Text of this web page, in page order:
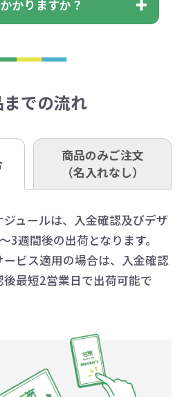
数を入力すると、アラー
従って数を調整してくだ
ご返却いただけない場
らかじめご了承くださ
は商品到着後7営業日以
PM5:00（土・日・祝日を
。
代はボリュームディスカ
くの数量を印刷すると、1
印刷代単価がお安くなり
が少なく一定数に満たな
単価計算ではなく、印刷
金を一式頂戴する場合が
方法によって異なります
ご了承ください。
銀行（振替口座）
会社モノベーション
手数料はお客さま負担と
でご注意ください。
合、ご入金確認後3営業
後約3週間となります。
ものもあります。
前中までにご注文とご入
れば翌日着でお送りする
合、ご相談ください。最
たします。
かりますか？
受けます。
への納品の場合、別途送
場合がございます。
らご確認ください。
て
での流れ
商品のみご注文
（名入れなし）
ュールは、入金確認及びデザ
3週間後の出荷となります。
ビス適用の場合は、入金確認
最短2営業日で出荷可能で